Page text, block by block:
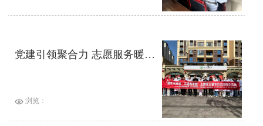
党建引领聚合力 志愿服务暖民心——四方联合开展“做实双报到·共建新家园”主题党日暨党员志愿服务活动
浏览：